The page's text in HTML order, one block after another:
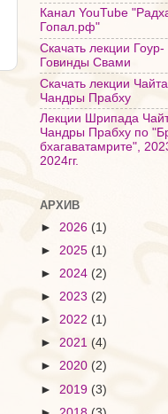
Канал YouTube
Гопал.рф"
Скачать лекции Гоур-
Говинды Свами
Скачать лекции
Чандры Прабху
Лекции Шрипада
Чандры Прабху по
бхагаватамрите",
2024гг.
АРХИВ
► 2026 (1)
► 2025 (1)
► 2024 (2)
► 2023 (2)
► 2022 (1)
► 2021 (4)
► 2020 (2)
► 2019 (3)